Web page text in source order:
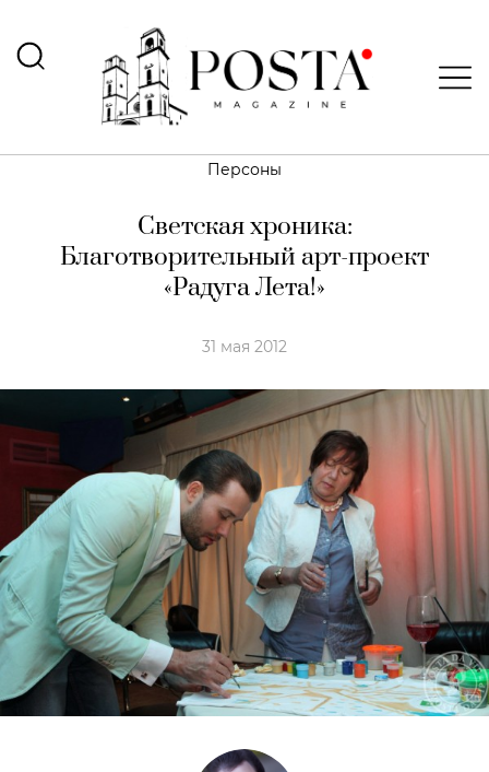
Персоны
Светская хроника:
Благотворительный арт-проект
«Радуга Лета!»
31 мая 2012